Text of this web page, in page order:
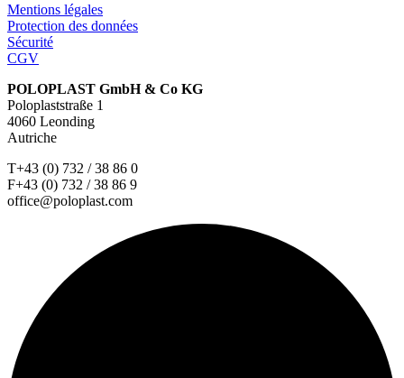
Mentions légales
Protection des données
Sécurité
CGV
POLOPLAST GmbH & Co KG
Poloplaststraße 1
4060 Leonding
Autriche
T+43 (0) 732 / 38 86 0
F+43 (0) 732 / 38 86 9
office@poloplast.com